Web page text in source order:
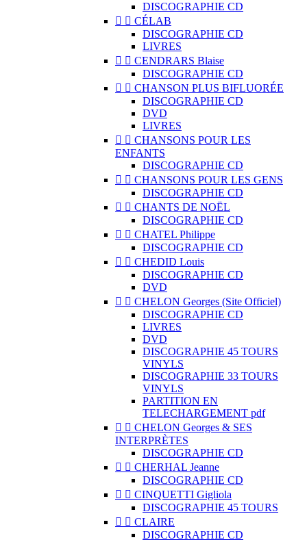
DISCOGRAPHIE CD
  CÉLAB
DISCOGRAPHIE CD
LIVRES
  CENDRARS Blaise
DISCOGRAPHIE CD
  CHANSON PLUS BIFLUORÉE
DISCOGRAPHIE CD
DVD
LIVRES
  CHANSONS POUR LES
ENFANTS
DISCOGRAPHIE CD
  CHANSONS POUR LES GENS
DISCOGRAPHIE CD
  CHANTS DE NOËL
DISCOGRAPHIE CD
  CHATEL Philippe
DISCOGRAPHIE CD
  CHEDID Louis
DISCOGRAPHIE CD
DVD
  CHELON Georges (Site Officiel)
DISCOGRAPHIE CD
LIVRES
DVD
DISCOGRAPHIE 45 TOURS
VINYLS
DISCOGRAPHIE 33 TOURS
VINYLS
PARTITION EN
TELECHARGEMENT pdf
  CHELON Georges & SES
INTERPRÈTES
DISCOGRAPHIE CD
  CHERHAL Jeanne
DISCOGRAPHIE CD
  CINQUETTI Gigliola
DISCOGRAPHIE 45 TOURS
  CLAIRE
DISCOGRAPHIE CD